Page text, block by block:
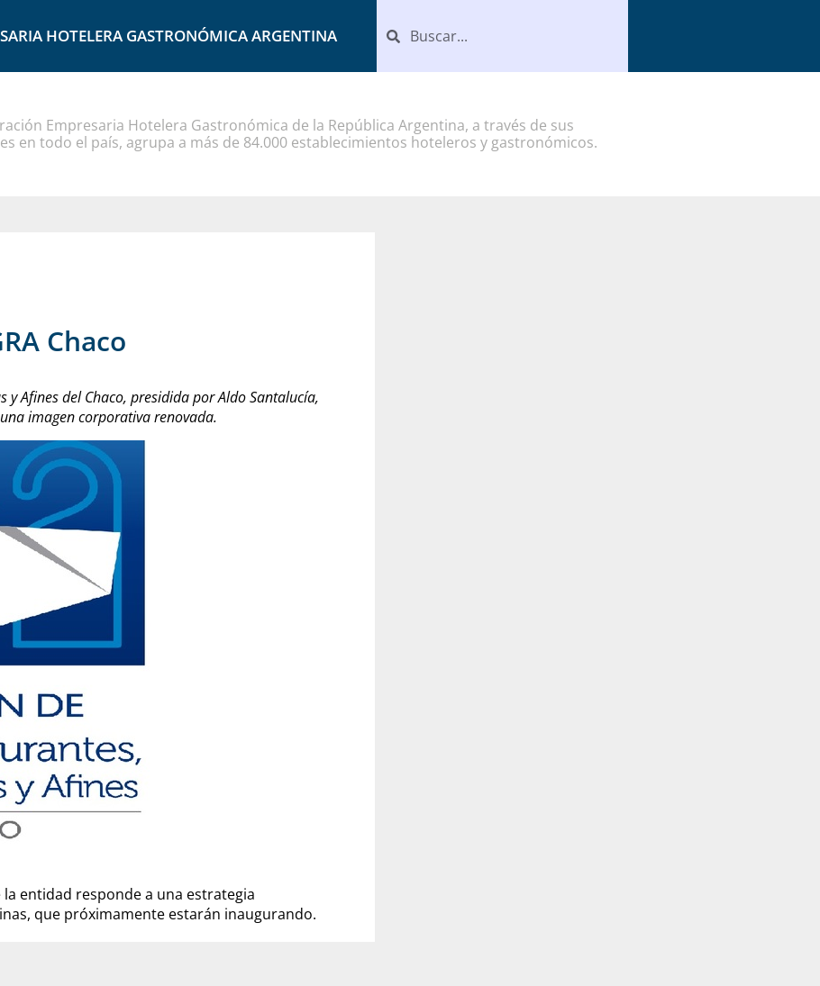
HOTELERA GASTRONÓMICA ARGENTINA
Empresaria Hotelera Gastronómica de la República Argentina, a través de sus
en todo el país, agrupa a más de 84.000 establecimientos hoteleros y gastronómicos.
Chaco
y Afines del Chaco, presidida por Aldo Santalucía,
imagen corporativa renovada.
la entidad responde a una estrategia
que próximamente estarán inaugurando.